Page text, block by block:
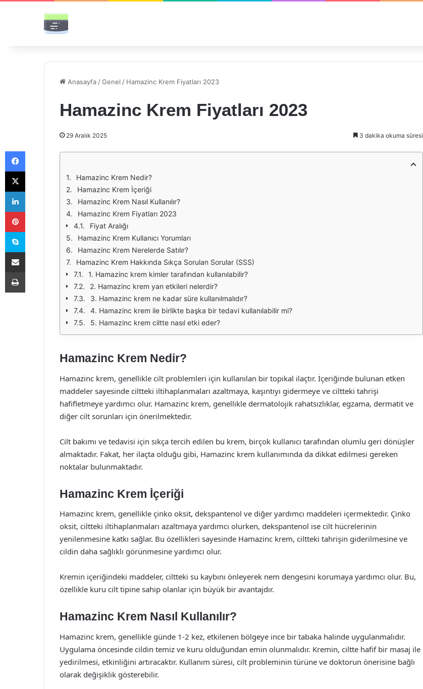
Anasayfa /Genel / Hamazinc Krem Fiyatları 2023
Hamazinc Krem Fiyatları 2023
29 Aralık 2025 3 dakika okuma süresi
Hamazinc Krem Nedir?
Hamazinc Krem İçeriği
Hamazinc Krem Nasıl Kullanılır?
Hamazinc Krem Fiyatları 2023
Fiyat Aralığı
Hamazinc Krem Kullanıcı Yorumları
Hamazinc Krem Nerelerde Satılır?
Hamazinc Krem Hakkında Sıkça Sorulan Sorular (SSS)
1. Hamazinc krem kimler tarafından kullanılabilir?
2. Hamazinc krem yan etkileri nelerdir?
3. Hamazinc krem ne kadar süre kullanılmalıdır?
4. Hamazinc krem ile birlikte başka bir tedavi kullanılabilir mi?
5. Hamazinc krem ciltte nasıl etki eder?
Hamazinc Krem Nedir?
Hamazinc krem, genellikle cilt problemleri için kullanılan bir topikal ilaçtır. İçeriğinde bulunan etken
maddeler sayesinde ciltteki iltihaplanmaları azaltmaya, kaşıntıyı gidermeye ve ciltteki tahrişi
hafifletmeye yardımcı olur. Hamazinc krem, genellikle dermatolojik rahatsızlıklar, egzama, dermatit ve
diğer cilt sorunları için önerilmektedir.
Cilt bakımı ve tedavisi için sıkça tercih edilen bu krem, birçok kullanıcı tarafından olumlu geri dönüşler
almaktadır. Fakat, her ilaçta olduğu gibi, Hamazinc krem kullanımında da dikkat edilmesi gereken
noktalar bulunmaktadır.
Hamazinc Krem İçeriği
Hamazinc krem, genellikle çinko oksit, dekspantenol ve diğer yardımcı maddeleri içermektedir. Çinko
oksit, ciltteki iltihaplanmaları azaltmaya yardımcı olurken, dekspantenol ise cilt hücrelerinin
yenilenmesine katkı sağlar. Bu özellikleri sayesinde Hamazinc krem, ciltteki tahrişin giderilmesine ve
cildin daha sağlıklı görünmesine yardımcı olur.
Kremin içeriğindeki maddeler, ciltteki su kaybını önleyerek nem dengesini korumaya yardımcı olur. Bu,
özellikle kuru cilt tipine sahip olanlar için büyük bir avantajdır.
Hamazinc Krem Nasıl Kullanılır?
Hamazinc krem, genellikle günde 1-2 kez, etkilenen bölgeye ince bir tabaka halinde uygulanmalıdır.
Uygulama öncesinde cildin temiz ve kuru olduğundan emin olunmalıdır. Kremin, ciltte hafif bir masaj ile
yedirilmesi, etkinliğini artıracaktır. Kullanım süresi, cilt probleminin türüne ve doktorun önerisine bağlı
olarak değişiklik gösterebilir.
Facebook
X
LinkedIn
Pinterest
Skype
E-Posta ile paylaş